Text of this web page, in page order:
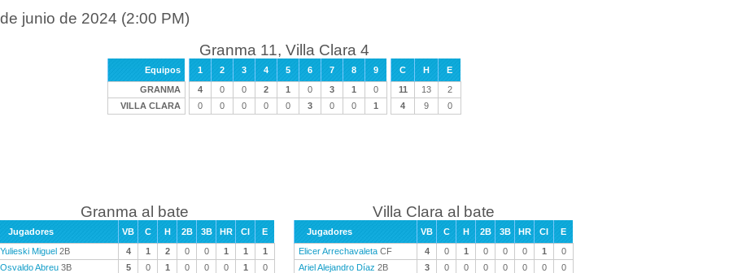
junio de 2024 (2:00 PM)
Granma 11, Villa Clara 4
Equipos 1 2 3 4 5 6 7 8 9 C H
E
GRANMA
4 0 0 2 1 0 3 1 0 11 13
2
VILLA CLARA
0 0 0 0 0 3 0 0 1 4 9 0
Granma al bate
Jugadores VB C H 2B 3B HR CI
E
Yulieski Miguel 2B 4 1 2 0 0 1 1
1
Osvaldo Abreu 3B 5 0 1 0 0 0 1
0
Villa Clara al bate
Jugadores VB C H 2B 3B HR CI
E
Elicer Arrechavaleta CF 4 0 1 0 0 0 1
0
Ariel Alejandro Díaz 2B 3 0 0 0 0 0 0
0